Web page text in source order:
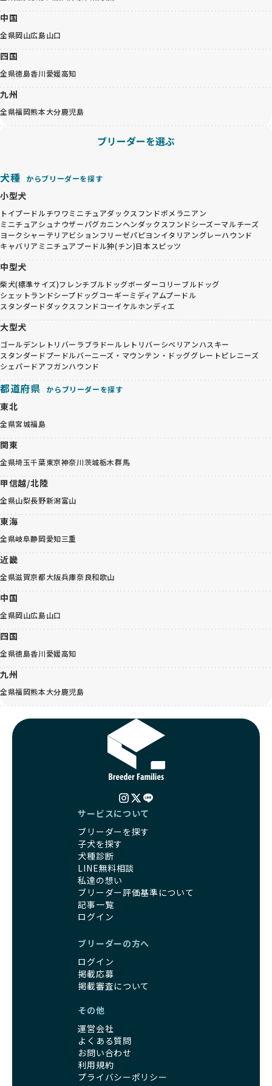
中国
全県岡山広島山口
四国
全県徳島香川愛媛高知
九州
全県福岡熊本大分鹿児島
ブリーダーを選ぶ
犬種 からブリーダーを探す
小型犬
トイプードルチワワミニチュアダックスフンドポメラニアン
ミニチュアシュナウザーパグカニンヘンダックスフンドシーズーマルチーズ
ヨークシャーテリアビションフリーゼパピヨンイタリアングレーハウンド
キャバリア ミニチュアプードル狆(チン)日本スピッツ
中型犬
柴犬(標準サイズ)フレンチブルドッグボーダーコリーブルドッグ
シェットランドシープドッグコーギーミディアムプードル
スタンダードダックスフンドコーイケルホンディエ
大型犬
ゴールデンレトリバー ラブラドールレトリバーシベリアンハスキー
スタンダードプードルバーニーズ・マウンテン・ドッググレートピレニーズ
シェパードアフガンハウンド
都道府県 からブリーダーを探す
東北
全県宮城福島
関東
全県埼玉千葉東京神奈川茨城栃木群馬
甲信越/北陸
全県山梨長野新潟富山
東海
全県岐阜静岡愛知三重
近畿
全県滋賀京都大阪兵庫奈良和歌山
中国
全県岡山広島山口
四国
全県徳島香川愛媛高知
九州
全県福岡熊本大分鹿児島
サービスについて
ブリーダーを探す
子犬を探す
犬種診断
LINE無料相談
私達の想い
ブリーダー評価基準について
記事一覧
ログイン
ブリーダーの方へ
ログイン
掲載応募
掲載審査について
その他
運営会社
よくある質問
お問い合わせ
利用規約
プライバシーポリシー